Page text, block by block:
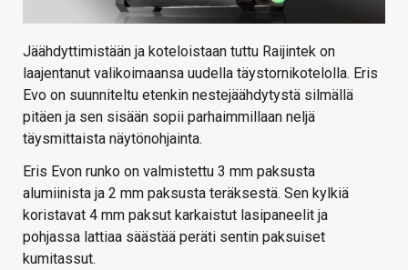
Jäähdyttimistään ja koteloistaan tuttu Raijintek on
laajentanut valikoimaansa uudella täystornikotelolla. Eris
Evo on suunniteltu etenkin nestejäähdytystä silmällä
pitäen ja sen sisään sopii parhaimmillaan neljä
täysmittaista näytönohjainta.
Eris Evon runko on valmistettu 3 mm paksusta
alumiinista ja 2 mm paksusta teräksestä. Sen kylkiä
koristavat 4 mm paksut karkaistut lasipaneelit ja
pohjassa lattiaa säästää peräti sentin paksuiset
kumitassut.